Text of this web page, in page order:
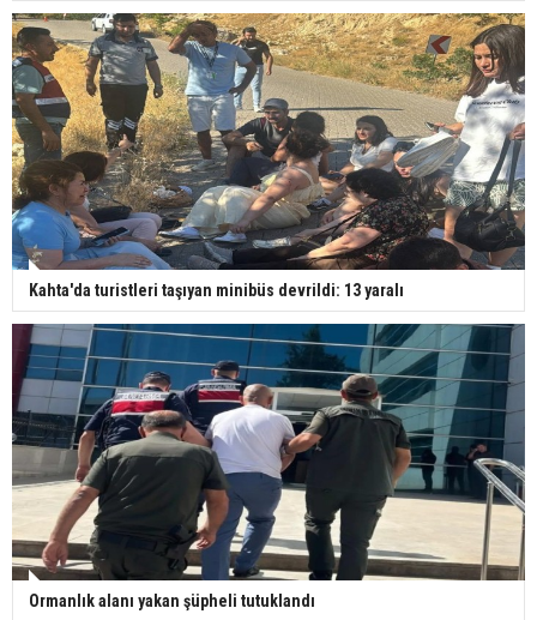
Kahta'da turistleri taşıyan minibüs devrildi: 13 yaralı
Ormanlık alanı yakan şüpheli tutuklandı